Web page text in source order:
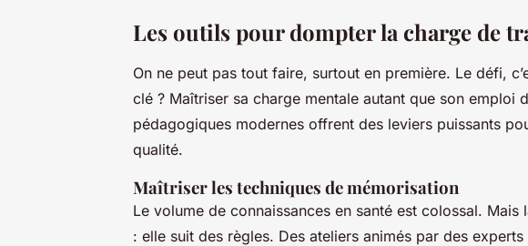
Les outils pour dompter la charge de
On ne peut pas tout faire, surtout en première. Le défi,
clé ? Maîtriser sa charge mentale autant que son emploi
pédagogiques modernes offrent des leviers puissants
qualité.
Maîtriser les techniques de mémorisation
Le volume de connaissances en santé est colossal. Mais
: elle suit des règles. Des ateliers animés par des